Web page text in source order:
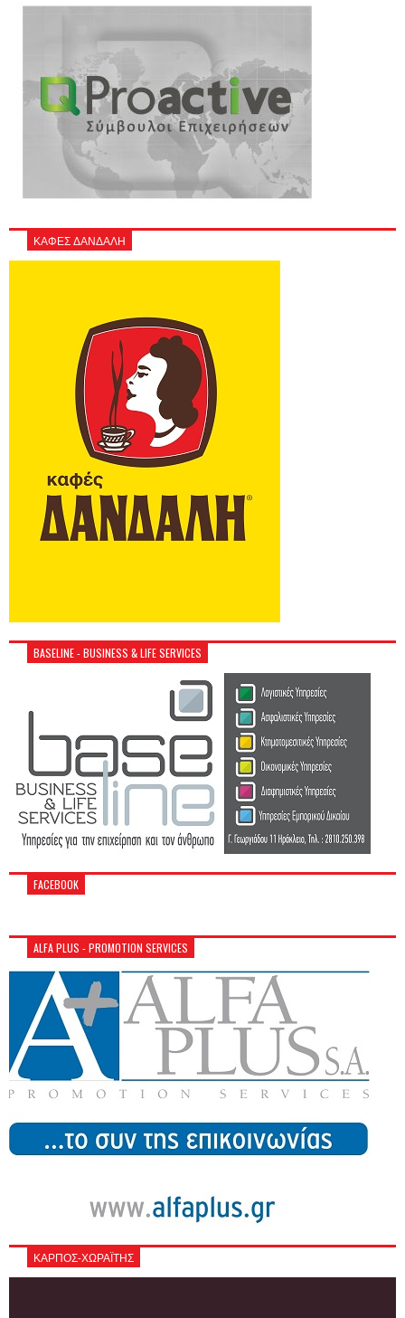
ΚΑΦΕΣ ΔΑΝΔΑΛΗ
BASELINE - BUSINESS & LIFE SERVICES
FACEBOOK
ALFA PLUS - PROMOTION SERVICES
ΚΑΡΠΟΣ-ΧΩΡΑΪΤΗΣ